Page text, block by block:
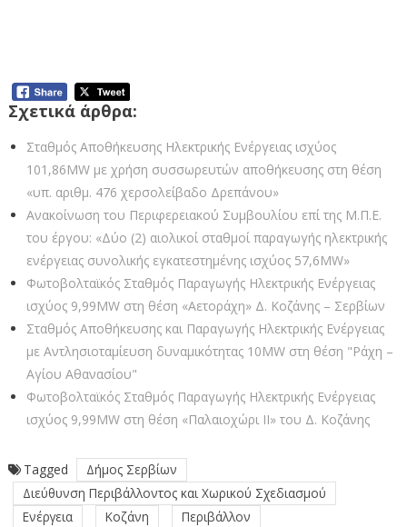
Σχετικά άρθρα:
Σταθμός Αποθήκευσης Ηλεκτρικής Ενέργειας ισχύος
101,86MW με χρήση συσσωρευτών αποθήκευσης στη θέση
«υπ. αριθμ. 476 χερσολείβαδο Δρεπάνου»
Ανακοίνωση του Περιφερειακού Συμβουλίου επί της Μ.Π.Ε.
του έργου: «Δύο (2) αιολικοί σταθμοί παραγωγής ηλεκτρικής
ενέργειας συνολικής εγκατεστημένης ισχύος 57,6MW»
Φωτοβολταϊκός Σταθμός Παραγωγής Ηλεκτρικής Ενέργειας
ισχύος 9,99MW στη θέση «Αετοράχη» Δ. Κοζάνης – Σερβίων
Σταθμός Αποθήκευσης και Παραγωγής Ηλεκτρικής Ενέργειας
με Αντλησιοταμίευση δυναμικότητας 10MW στη θέση "Ράχη –
Αγίου Αθανασίου"
Φωτοβολταϊκός Σταθμός Παραγωγής Ηλεκτρικής Ενέργειας
ισχύος 9,99MW στη θέση «Παλαιοχώρι ΙΙ» του Δ. Κοζάνης
Tagged
Δήμος Σερβίων
Διεύθυνση Περιβάλλοντος και Χωρικού Σχεδιασμού
Ενέργεια
Κοζάνη Περιβάλλον